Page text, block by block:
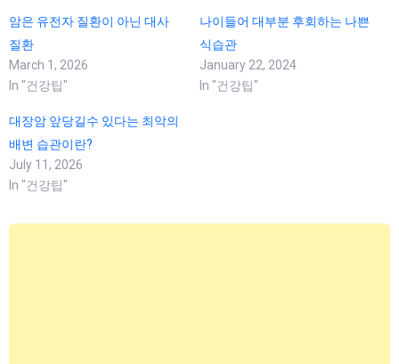
암은 유전자 질환이 아닌 대사
질환
March 1, 2026
In "건강팁"
나이들어 대부분 후회하는 나쁜
식습관
January 22, 2024
In "건강팁"
대장암 앞당길수 있다는 최악의
배변 습관이란?
July 11, 2026
In "건강팁"